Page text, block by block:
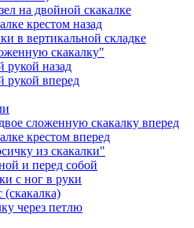
на двойной скакалке
крестом назад
в вертикальной складке
скакалку"
рукой назад
рукой вперед
сложенную скакалку вперед
крестом вперед
из скакалки"
и перед собой
с ног в руки
через петлю